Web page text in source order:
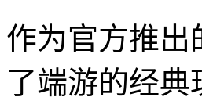
作为官方推出
了端游的经